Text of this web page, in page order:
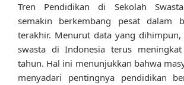
Tren Pendidikan di Sekolah
semakin berkembang pesat dalam
terakhir. Menurut data yang dihimpun,
swasta di Indonesia terus
tahun. Hal ini menunjukkan bahwa
menyadari pentingnya pendidikan